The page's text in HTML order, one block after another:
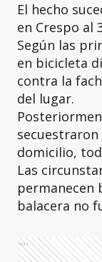
El hecho
en Crespo al
Según las
en bicicleta
contra la
del lugar.
secuestraron
domicilio,
Las
permanecen
balacera no
Ads